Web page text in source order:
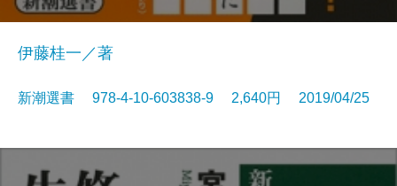
伊藤桂一／著
新潮選書 978-4-10-603838-9 2,640円 2019/04/25